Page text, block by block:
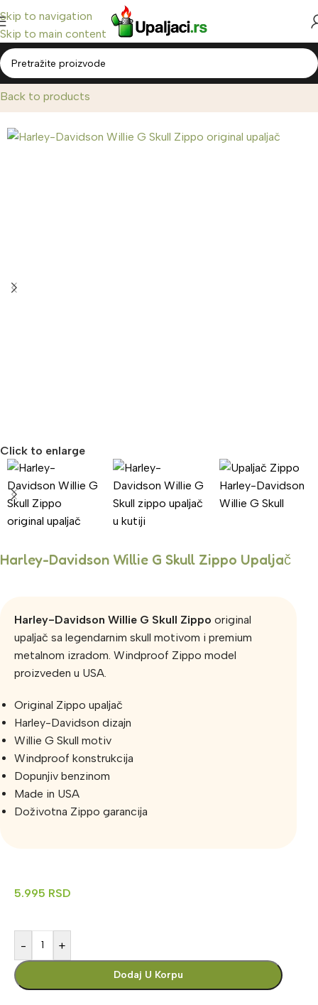
Skip to navigation
Skip to main content
Home/ Zippo Upaljači
Back to products
Click to enlarge
Harley-Davidson Willie G Skull Zippo Upaljač
Harley-Davidson Willie G Skull Zippo original
upaljač sa legendarnim skull motivom i premium
metalnom izradom. Windproof Zippo model
proizveden u USA.
Original Zippo upaljač
Harley-Davidson dizajn
Willie G Skull motiv
Windproof konstrukcija
Dopunjiv benzinom
Made in USA
Doživotna Zippo garancija
5.995 RSD
- +
Dodaj U Korpu